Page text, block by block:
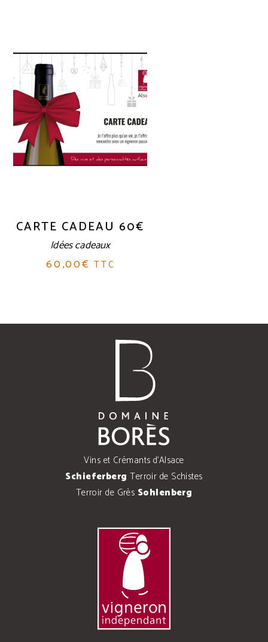
CARTE CADEAU 60€
Idées cadeaux
60,00€ TTC
Vins et Crémants d'Alsace
Schieferberg Terroir de Schistes
Terroir de Grès Sohlenberg